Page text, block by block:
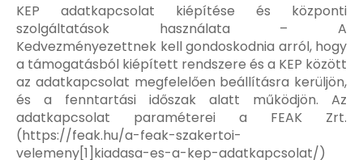
KEP adatkapcsolat kiépítése és központi
szolgáltatások használata – A
Kedvezményezettnek kell gondoskodnia arról, hogy
a támogatásból kiépített rendszere és a KEP között
az adatkapcsolat megfelelően beállításra kerüljön,
és a fenntartási időszak alatt működjön. Az
adatkapcsolat paraméterei a FEAK Zrt.
(https://feak.hu/a-feak-szakertoi-
velemeny[1]kiadasa-es-a-kep-adatkapcsolat/)